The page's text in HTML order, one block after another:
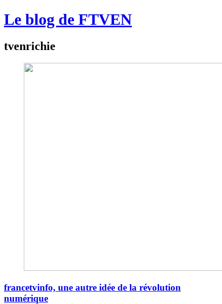
Le blog de FTVEN
tvenrichie
francetvinfo, une autre idée de la révolution
numérique